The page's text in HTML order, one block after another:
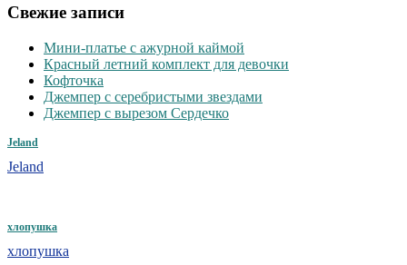
Свежие записи
Мини-платье с ажурной каймой
Красный летний комплект для девочки
Кофточка
Джемпер с серебристыми звездами
Джемпер с вырезом Сердечко
Jeland
Jeland
хлопушка
хлопушка